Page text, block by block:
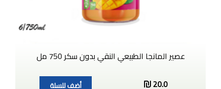
عصير المانجا الطبيعي النقي بدون سكر 750 مل
20.0
أضف للسلة